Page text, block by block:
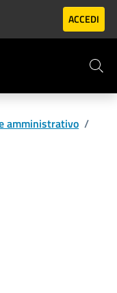
ACCEDI
amministrativo /